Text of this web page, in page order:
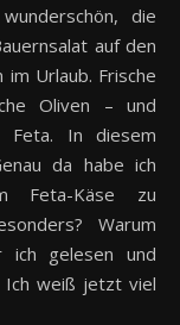
die
auf den
Urlaub. Frische
Oliven – und
Feta. In diesem
da habe ich
Feta-Käse zu
Warum
ich gelesen und
Ich weiß jetzt viel